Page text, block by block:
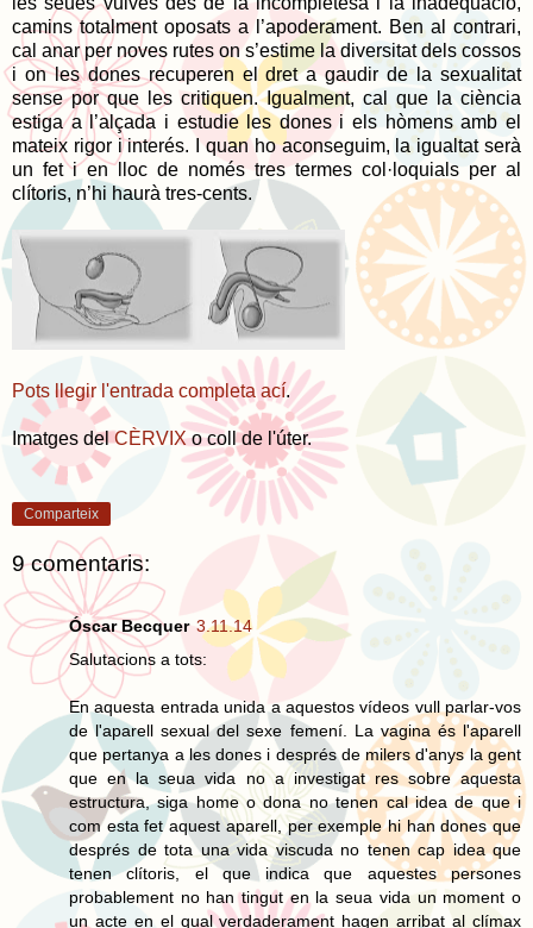
camins totalment oposats a l’apoderament. Ben al contrari,
cal anar per noves rutes on s’estime la diversitat dels cossos
i on les dones recuperen el dret a gaudir de la sexualitat
sense por que les critiquen. Igualment, cal que la ciència
estiga a l’alçada i estudie les dones i els hòmens amb el
mateix rigor i interés. I quan ho aconseguim, la igualtat serà
un fet i en lloc de només tres termes col·loquials per al
clítoris, n’hi haurà tres-cents.
Pots llegir l'entrada completa ací.
Imatges delCÈRVIXo coll de l'úter.
Comparteix
9 comentaris:
Óscar Becquer 3.11.14
Salutacions a tots:
En aquesta entrada unida a aquestos vídeos vull parlar-vos
de l'aparell sexual del sexe femení. La vagina és l'aparell
que pertanya a les dones i després de milers d'anys la gent
que en la seua vida no a investigat res sobre aquesta
estructura, siga home o dona no tenen cal idea de que i
com esta fet aquest aparell, per exemple hi han dones que
després de tota una vida viscuda no tenen cap idea que
tenen clítoris, el que indica que aquestes persones
probablement no han tingut en la seua vida un moment o
un acte en el qual verdaderament hagen arribat al clímax